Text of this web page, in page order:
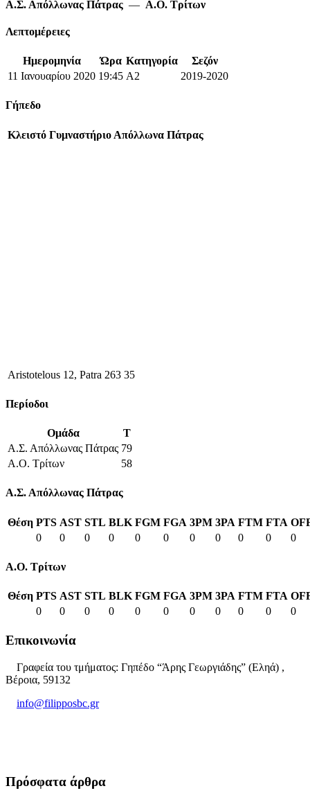
Α.Σ. Απόλλωνας Πάτρας — Α.Ο. Τρίτων
Λεπτομέρειες
Ημερομηνία Ώρα Κατηγορία
Σεζόν
11 Ιανουαρίου 2020 19:45 A2 2019-2020
Γήπεδο
Κλειστό Γυμναστήριο Απόλλωνα Πάτρας
Aristotelous 12, Patra 263 35
Περίοδοι
Ομάδα
T
Α.Σ. Απόλλωνας Πάτρας 79
Α.Ο. Τρίτων
58
Α.Σ. Απόλλωνας Πάτρας
Θέση PTS AST STL BLK FGM FGA 3PM 3PA FTM FTA
0
0 0 0 0 0 0 0 0 0 0
Α.Ο. Τρίτων
Θέση PTS AST STL BLK FGM FGA 3PM 3PA FTM FTA
0
0 0 0 0 0 0 0 0 0 0
Επικοινωνία
Γραφεία του τμήματος: Γηπέδο “Άρης Γεωργιάδης” (Εληά) ,
Βέροια, 59132
info@filipposbc.gr
Πρόσφατα άρθρα